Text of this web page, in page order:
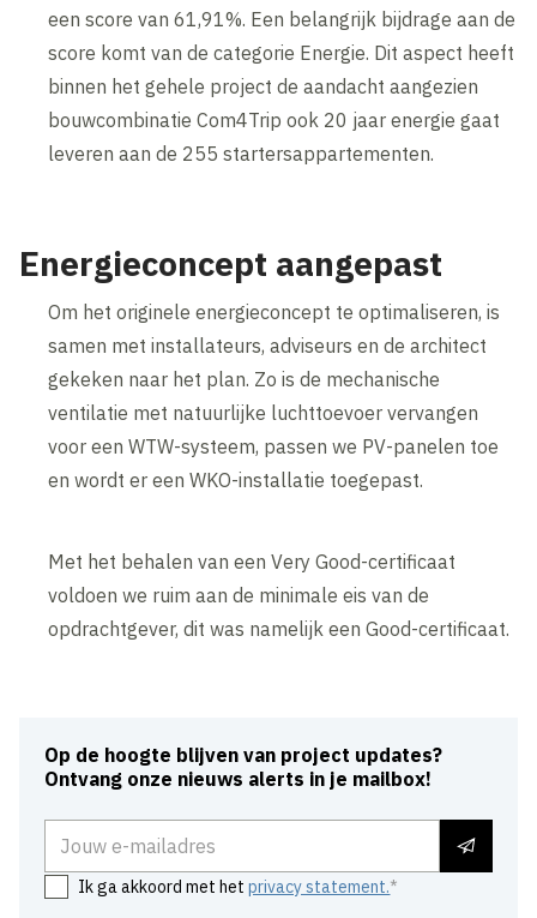
een score van 61,91%. Een belangrijk bijdrage aan de
score komt van de categorie Energie. Dit aspect heeft
binnen het gehele project de aandacht aangezien
bouwcombinatie Com4Trip ook 20 jaar energie gaat
leveren aan de 255 startersappartementen.
Energieconcept aangepast
Om het originele energieconcept te optimaliseren, is
samen met installateurs, adviseurs en de architect
gekeken naar het plan. Zo is de mechanische
ventilatie met natuurlijke luchttoevoer vervangen
voor een WTW-systeem, passen we PV-panelen toe
en wordt er een WKO-installatie toegepast.
Met het behalen van een Very Good-certificaat
voldoen we ruim aan de minimale eis van de
opdrachtgever, dit was namelijk een Good-certificaat.
Op de hoogte blijven van project updates?
Ontvang onze nieuws alerts in je mailbox!
Ik ga akkoord met hetprivacy statement.